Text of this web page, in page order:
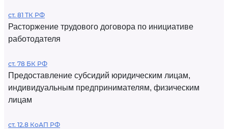
ст. 81 ТК РФ
Расторжение трудового договора по инициативе
работодателя
ст. 78 БК РФ
Предоставление субсидий юридическим лицам,
индивидуальным предпринимателям, физическим
лицам
ст. 12.8 КоАП РФ